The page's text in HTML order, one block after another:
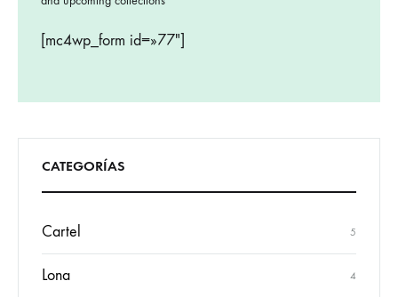
[mc4wp_form id=»77″]
CATEGORÍAS
Cartel 5
Lona 4